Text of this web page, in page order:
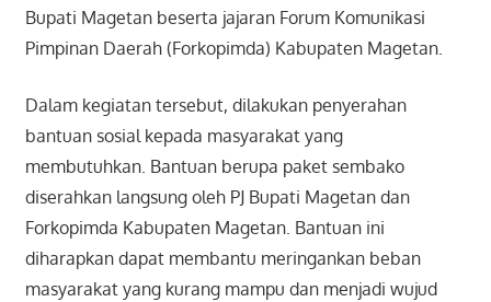
Bupati Magetan beserta jajaran Forum Komunikasi
Pimpinan Daerah (Forkopimda) Kabupaten Magetan.
Dalam kegiatan tersebut, dilakukan penyerahan
bantuan sosial kepada masyarakat yang
membutuhkan. Bantuan berupa paket sembako
diserahkan langsung oleh PJ Bupati Magetan dan
Forkopimda Kabupaten Magetan. Bantuan ini
diharapkan dapat membantu meringankan beban
masyarakat yang kurang mampu dan menjadi wujud